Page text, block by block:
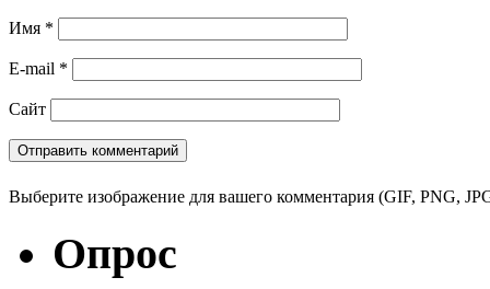
Имя *
E-mail *
Сайт
Выберите изображение для вашего комментария (GIF, PNG,
Опрос